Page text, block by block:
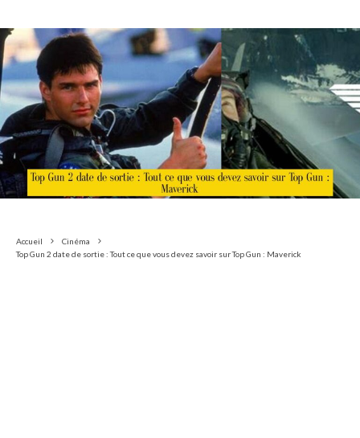
Accueil
Cinéma
Top Gun 2 date de sortie : Tout ce que vous devez savoir sur Top Gun : Maverick